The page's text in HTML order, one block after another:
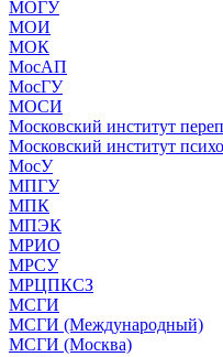
МОГУ
МОИ
МОК
МосАП
МосГУ
МОСИ
Московский институт
Московский институт
МосУ
МПГУ
МПК
МПЭК
МРИО
МРСУ
МРЦПКСЗ
МСГИ
МСГИ (Международный)
МСГИ (Москва)